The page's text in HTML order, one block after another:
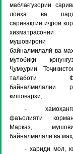
маблағгузории
лоиҳа ва
саривақтии иҷрои
хизматрасонии
мушовирони
байналмилалӣ ва
мутобиқи
Ҷумҳурии
талаботи
байналмилалии
кишоварзӣ;
-
фаъолияти
Марказ,
байналмилалӣ ва
- хариди мол,